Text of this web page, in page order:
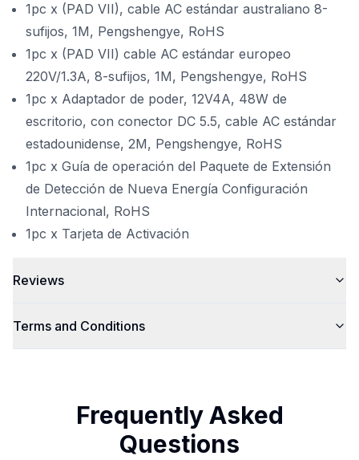
1pc x (PAD VII), cable AC estándar australiano 8-
sufijos, 1M, Pengshengye, RoHS
1pc x (PAD VII) cable AC estándar europeo
220V/1.3A, 8-sufijos, 1M, Pengshengye, RoHS
1pc x Adaptador de poder, 12V4A, 48W de
escritorio, con conector DC 5.5, cable AC estándar
estadounidense, 2M, Pengshengye, RoHS
1pc x Guía de operación del Paquete de Extensión
de Detección de Nueva Energía Configuración
Internacional, RoHS
1pc x Tarjeta de Activación
Reviews
Terms and Conditions
Frequently Asked
Questions